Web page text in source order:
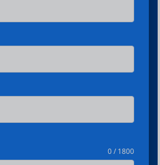
0 / 1800